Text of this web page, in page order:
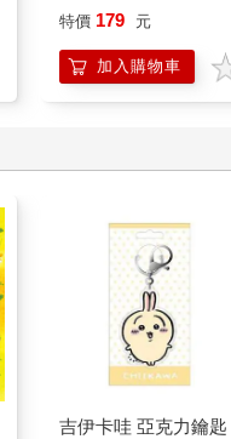
託代銷】
特價 179 元
加入購物車
吉伊卡哇 亞克力鑰匙